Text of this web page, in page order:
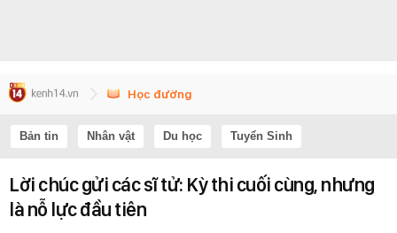
Học đường
Bản tin Nhân vật Du học Tuyển Sinh
Lời chúc gửi các sĩ tử: Kỳ thi cuối cùng, nhưng
là nỗ lực đầu tiên